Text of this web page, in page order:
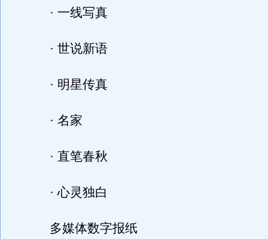
· 一线写真
· 世说新语
· 明星传真
· 名家
· 直笔春秋
· 心灵独白
多媒体数字报纸